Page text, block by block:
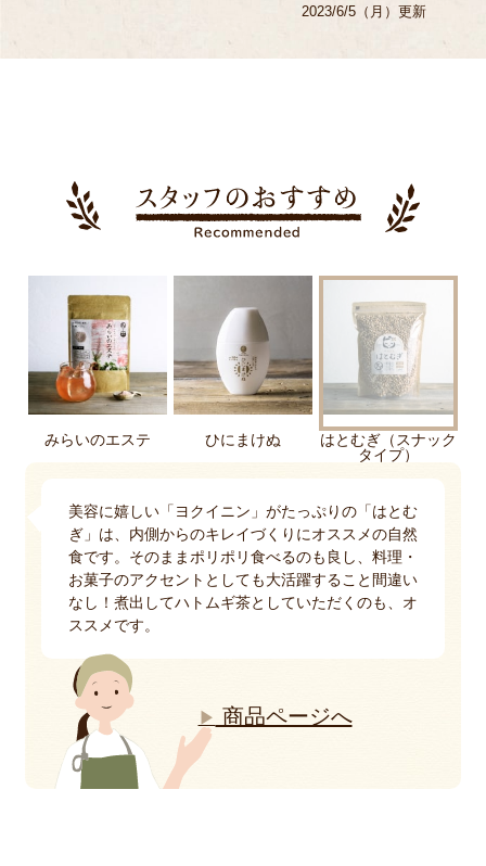
2023/6/5（月）更新
みらいのエステ ひにまけぬ
はとむぎ（スナック
タイプ）
美容に嬉しい「ヨクイニン」がたっぷりの「はとむ
ぎ」は、内側からのキレイづくりにオススメの自然
食です。そのままポリポリ食べるのも良し、料理・
お菓子のアクセントとしても大活躍すること間違い
なし！煮出してハトムギ茶としていただくのも、オ
ススメです。
▶ 商品ページへ